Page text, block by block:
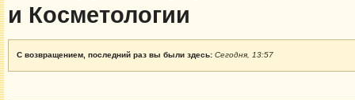
и Косметологии
С возвращением, последний раз вы были здесь: Сегодня, 13:57